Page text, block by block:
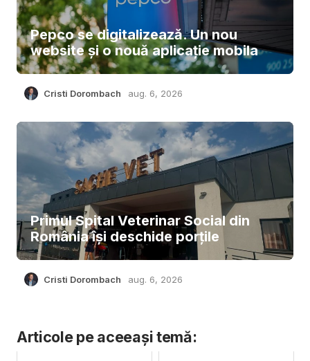
Pepco se digitalizează. Un nou
website și o nouă aplicație mobila
Cristi Dorombach aug. 6, 2026
Primul Spital Veterinar Social din
România își deschide porțile
Cristi Dorombach aug. 6, 2026
Articole pe aceeași temă: